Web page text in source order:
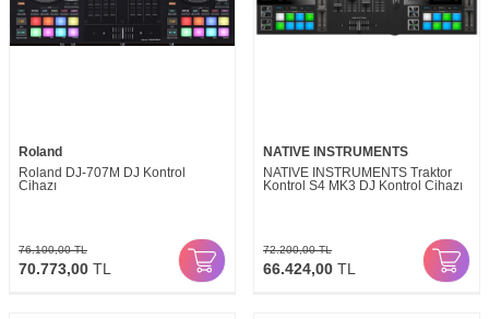
Roland
Roland DJ-707M DJ Kontrol
Cihazı
76.100,00TL
70.773,00 TL
NATIVE INSTRUMENTS
NATIVE INSTRUMENTS Traktor
Kontrol S4 MK3 DJ Kontrol Cihazı
72.200,00TL
66.424,00 TL